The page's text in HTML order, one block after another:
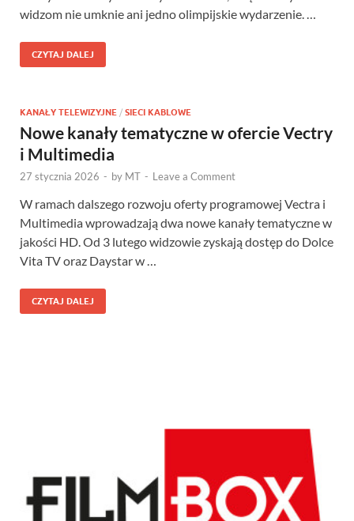
widzom nie umknie ani jedno olimpijskie wydarzenie. …
CZYTAJ DALEJ
KANAŁY TELEWIZYJNE / SIECI KABLOWE
Nowe kanały tematyczne w ofercie Vectry
i Multimedia
27 stycznia 2026 - by MT - Leave a Comment
W ramach dalszego rozwoju oferty programowej Vectra i
Multimedia wprowadzają dwa nowe kanały tematyczne w
jakości HD. Od 3 lutego widzowie zyskają dostęp do Dolce
Vita TV oraz Daystar w …
CZYTAJ DALEJ